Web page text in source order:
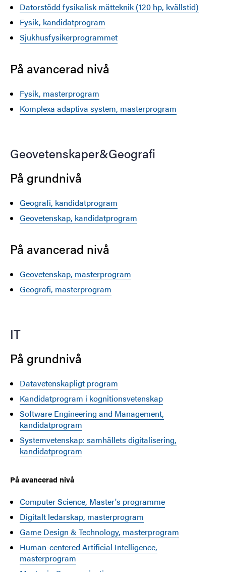
Datorstödd fysikalisk mätteknik (120 hp, kvällstid)
Fysik, kandidatprogram
Sjukhusfysikerprogrammet
På avancerad nivå
Fysik, masterprogram
Komplexa adaptiva system, masterprogram
Geovetenskaper&Geografi
På grundnivå
Geografi, kandidatprogram
Geovetenskap, kandidatprogram
På avancerad nivå
Geovetenskap, masterprogram
Geografi, masterprogram
IT
På grundnivå
Datavetenskapligt program
Kandidatprogram i kognitionsvetenskap
Software Engineering and Management,
kandidatprogram
Systemvetenskap: samhällets digitalisering,
kandidatprogram
På avancerad nivå
Computer Science, Master's programme
Digitalt ledarskap, masterprogram
Game Design & Technology, masterprogram
Human-centered Artificial Intelligence,
masterprogram